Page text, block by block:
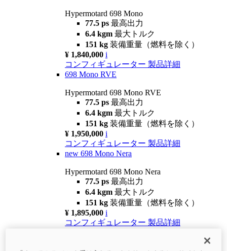
Hypermotard 698 Mono
77.5 ps 最高出力
6.4 kgm 最大トルク
151 kg 装備重量（燃料を除く）
¥ 1,840,000 i
コンフィギュレーター 製品詳細
698 Mono RVE
Hypermotard 698 Mono RVE
77.5 ps 最高出力
6.4 kgm 最大トルク
151 kg 装備重量（燃料を除く）
¥ 1,950,000 i
コンフィギュレーター 製品詳細
new 698 Mono Nera
Hypermotard 698 Mono Nera
77.5 ps 最高出力
6.4 kgm 最大トルク
151 kg 装備重量（燃料を除く）
¥ 1,895,000 i
コンフィギュレーター 製品詳細